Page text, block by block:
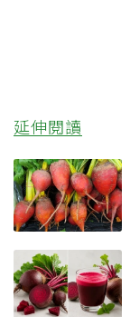
延伸閱讀